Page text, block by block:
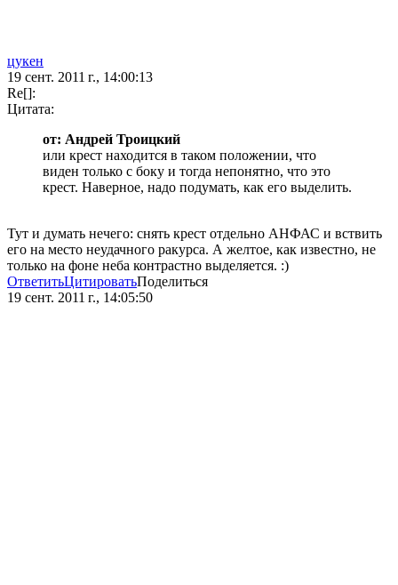
цукен
19 сент. 2011 г., 14:00:13
Re[]:
Цитата:
от: Андрей Троицкий
или крест находится в таком положении, что
виден только с боку и тогда непонятно, что это
крест. Наверное, надо подумать, как его выделить.
Тут и думать нечего: снять крест отдельно АНФАС и вствить
его на место неудачного ракурса. А желтое, как известно, не
только на фоне неба контрастно выделяется. :)
ОтветитьЦитироватьПоделиться
19 сент. 2011 г., 14:05:50